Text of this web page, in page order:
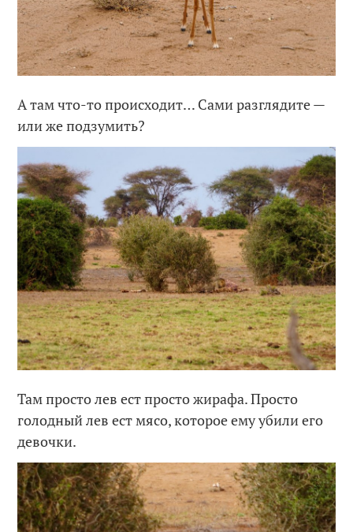
А там что-то происходит… Сами разглядите —
или же подзумить?
Там просто лев ест просто жирафа. Просто
голодный лев ест мясо, которое ему убили его
девочки.